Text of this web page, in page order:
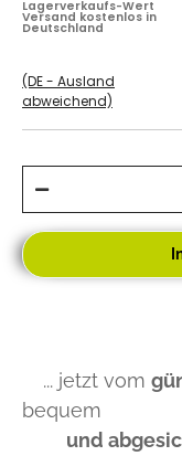
Lagerverkaufs-Wert
Versand kostenlos in
Deutschland
(DE - Ausland
abweichend)
... jetzt vom
bequem
und